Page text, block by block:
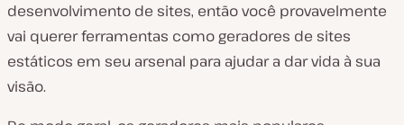
desenvolvimento de sites, então você provavelmente
vai querer ferramentas como geradores de sites
estáticos em seu arsenal para ajudar a dar vida à sua
visão.